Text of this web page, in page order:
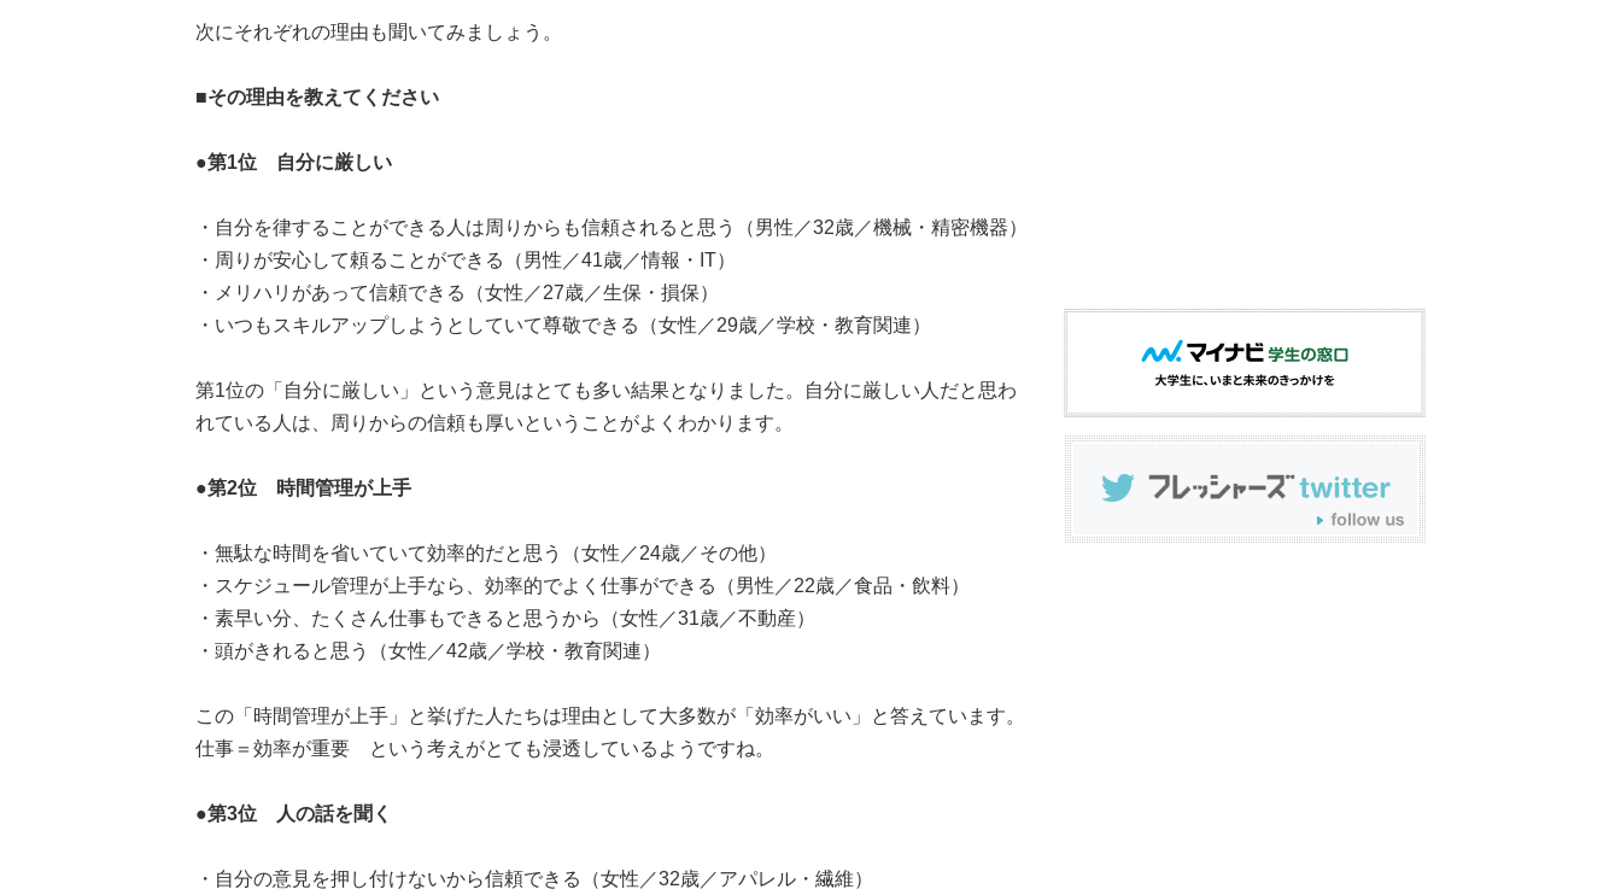
次にそれぞれの理由も聞いてみましょう。
■その理由を教えてください
●第1位 自分に厳しい
・自分を律することができる人は周りからも信頼されると思う（男性／32歳／機械・精密機器）
・周りが安心して頼ることができる（男性／41歳／情報・IT）
・メリハリがあって信頼できる（女性／27歳／生保・損保）
・いつもスキルアップしようとしていて尊敬できる（女性／29歳／学校・教育関連）
第1位の「自分に厳しい」という意見はとても多い結果となりました。自分に厳しい人だと思わ
れている人は、周りからの信頼も厚いということがよくわかります。
●第2位 時間管理が上手
・無駄な時間を省いていて効率的だと思う（女性／24歳／その他）
・スケジュール管理が上手なら、効率的でよく仕事ができる（男性／22歳／食品・飲料）
・素早い分、たくさん仕事もできると思うから（女性／31歳／不動産）
・頭がきれると思う（女性／42歳／学校・教育関連）
この「時間管理が上手」と挙げた人たちは理由として大多数が「効率がいい」と答えています。
仕事＝効率が重要 という考えがとても浸透しているようですね。
●第3位 人の話を聞く
・自分の意見を押し付けないから信頼できる（女性／32歳／アパレル・繊維）